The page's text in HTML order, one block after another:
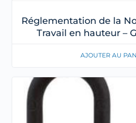
Réglementation de la
Travail en hauteur –
AJOUTER AU